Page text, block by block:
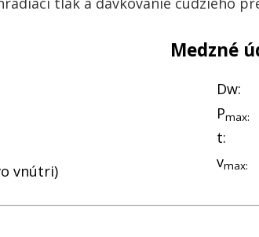
vnútri)
Medzné
Dw:
Pmax:
t:
vmax: